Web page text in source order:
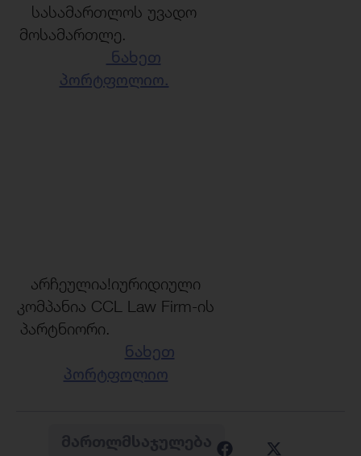
სასამართლოს უვადო
მოსამართლე.
ნახეთ
პორტფოლიო.
არჩეულია!იურიდიული
კომპანია CCL Law Firm-ის
პარტნიორი.
ნახეთ
პორტფოლიო